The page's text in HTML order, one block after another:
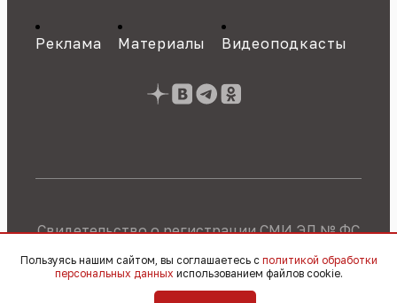
Реклама Материалы Видеоподкасты
Свидетельство о регистрации СМИ ЭЛ № ФС
обработке персональных данных
© 2010 – 2026, OOO «Югополис» / 16+
Пользуясь нашим сайтом, вы соглашаетесь с политикой обработки
персональных данных использованием файлов cookie.